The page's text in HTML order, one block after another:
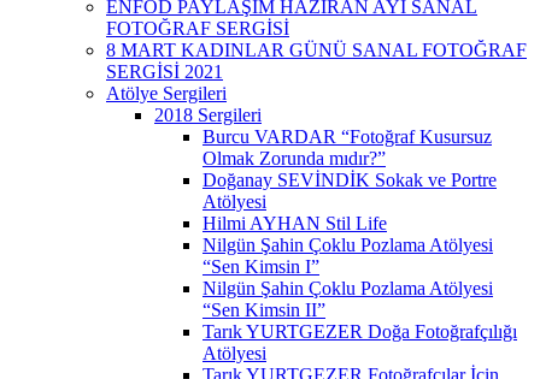
ENFOD PAYLAŞIM HAZİRAN AYI SANAL
FOTOĞRAF SERGİSİ
8 MART KADINLAR GÜNÜ SANAL FOTOĞRAF
SERGİSİ 2021
Atölye Sergileri
2018 Sergileri
Burcu VARDAR “Fotoğraf Kusursuz
Olmak Zorunda mıdır?”
Doğanay SEVİNDİK Sokak ve Portre
Atölyesi
Hilmi AYHAN Stil Life
Nilgün Şahin Çoklu Pozlama Atölyesi
“Sen Kimsin I”
Nilgün Şahin Çoklu Pozlama Atölyesi
“Sen Kimsin II”
Tarık YURTGEZER Doğa Fotoğrafçılığı
Atölyesi
Tarık YURTGEZER Fotoğrafçılar İçin